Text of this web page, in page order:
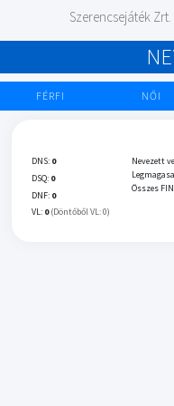
Szerencsejáték
FÉRFI NŐI
DNS: 0
DSQ: 0
DNF: 0
VL: 0 (Döntőből VL: 0)
Nevezett
Összes